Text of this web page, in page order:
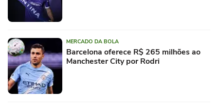
MERCADO DA BOLA
Barcelona oferece R$ 265 milhões ao
Manchester City por Rodri